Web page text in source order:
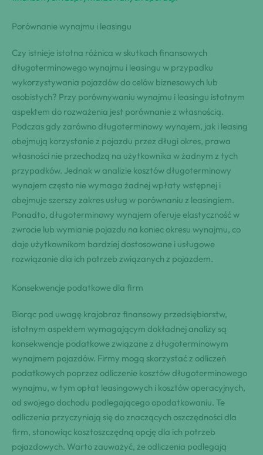
Porównanie wynajmu i leasingu
Czy istnieje istotna różnica w skutkach finansowych
długoterminowego wynajmu i leasingu w przypadku
wykorzystywania pojazdów do celów biznesowych lub
osobistych? Przy porównywaniu wynajmu i leasingu istotnym
aspektem do rozważenia jest porównanie z własnością.
Podczas gdy zarówno długoterminowy wynajem, jak i leasing
obejmują korzystanie z pojazdu przez długi okres, prawa
własności nie przechodzą na użytkownika w żadnym z tych
przypadków. Jednak w analizie kosztów długoterminowy
wynajem często nie wymaga żadnej wpłaty wstępnej i
obejmuje szerszy zakres usług w porównaniu z leasingiem.
Ponadto, długoterminowy wynajem oferuje elastyczność w
zwrocie lub wymianie pojazdu na koniec okresu wynajmu, co
daje użytkownikom bardziej dostosowane i usługowe
rozwiązanie dla ich potrzeb związanych z pojazdem.
Konsekwencje podatkowe dla firm
Biorąc pod uwagę krajobraz finansowy przedsiębiorstw,
istotnym aspektem wymagającym dokładnej analizy są
konsekwencje podatkowe związane z długoterminowym
wynajmem pojazdów. Firmy mogą skorzystać z odliczeń
podatkowych poprzez odliczenie kosztów długoterminowego
wynajmu, w tym opłat leasingowych i kosztów operacyjnych,
od swojego dochodu podlegającego opodatkowaniu. Te
odliczenia przyczyniają się do znaczących oszczędności dla
firm, stanowiąc kosztoszczędną opcję dla ich potrzeb
pojazdowych. Warto zauważyć, że odliczenia podlegają